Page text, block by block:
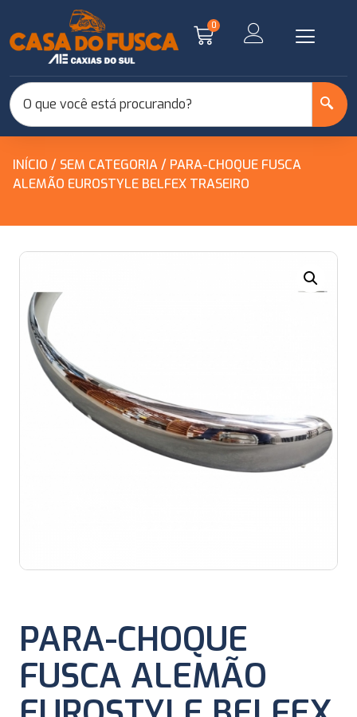
0
INÍCIO / SEM CATEGORIA/ PARA-CHOQUE FUSCA
ALEMÃO EUROSTYLE BELFEX TRASEIRO
PARA-CHOQUE
FUSCA ALEMÃO